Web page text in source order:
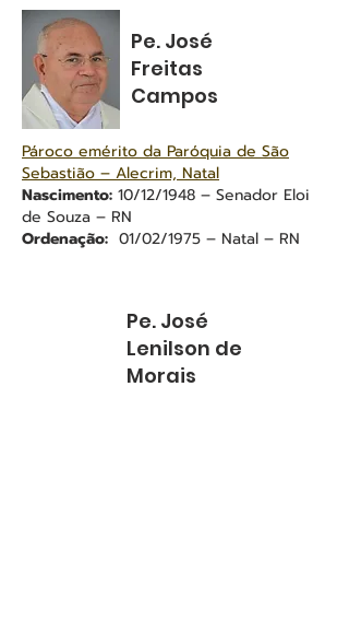
Pe. José
Freitas
Campos
Pároco emérito da Paróquia de São
Sebastião – Alecrim, Natal
Nascimento: 10/12/1948 – Senador Eloi
de Souza – RN
Ordenação: 01/02/1975 – Natal – RN
Pe. José
Lenilson de
Morais